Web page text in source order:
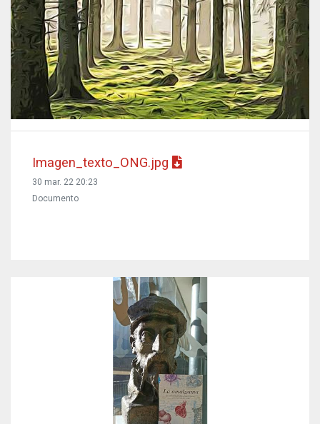
Imagen_texto_ONG.jpg
30 mar. 22 20:23
Documento